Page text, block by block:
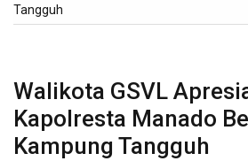
Tangguh
Walikota GSVL
Kapolresta Manado
Kampung Tangguh